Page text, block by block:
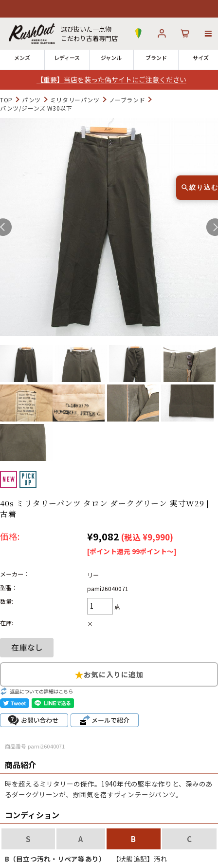
【重要】当店を装った偽サイトにご注意ください
選び抜いた一点物
こだわり古着専門店
メンズ レディース ジャンル ブランド サイズ
ログイン
全国7店舗・公式通販の比較
12時までのご注文で当日出荷！
※対応不可：日祝、長期休暇、セール
Search by Hotword 今週のHOTワード（7/29〜8/4）
Tシャツ USA製 3
ラルフローレン 大きいサイズ アニメ
Search by Brand ブランドから探す
ラルフ ローレン
ス
チャンピオン
パタゴニア
カーハート ディッキーズ
アディダス ナイキ
リーバイス
ア行
ナ行
スウェット セーター
半袖シャツ
レディース
Search by Particularこだわりから探す
Search by Sizeサイズから探す（メンズ）
ジャケット XS S M
スウェット
長袖シャツ XS S M L XL
半袖シャツ XS S M L XL
Tシャツ
W30以下 W31,W32 W33,W34
W35,W36 W37以上
TOP パンツ ミリタリーパンツ
ノーブランド
パンツ/ジーンズ W30以下
40s ミリタリーパンツ タロン ダークグリーン 実寸W29 |
古着
価格: ¥9,082 (税込 ¥9,990)
[ポイント還元 99ポイント～]
メーカー：
リー
型番：
pami26040071
数量:
点
在庫:
×
返品についての詳細はこちら
商品番号 pami26040071
商品紹介
時を超えるミリタリーの傑作。1940年代の堅牢な作りと、深みのあ
るダークグリーンが、雰囲気を宿すヴィンテージパンツ。
コンディション
S A B C
B（目立つ汚れ・リペア等あり） 【状態追記】汚れ
絞り込む